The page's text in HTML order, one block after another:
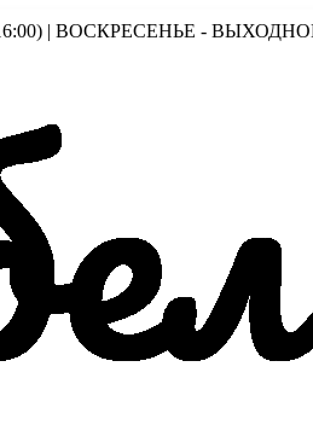
до 16:00) | ВОСКРЕСЕНЬЕ -